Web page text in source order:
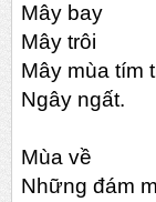
Mây bay
Mây trôi
Mây mùa tím
Ngây ngất.
Mùa về
Những đám